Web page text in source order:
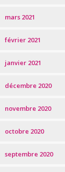
mars 2021
février 2021
janvier 2021
décembre 2020
novembre 2020
octobre 2020
septembre 2020